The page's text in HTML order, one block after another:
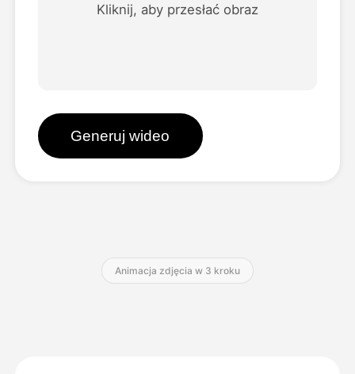
Zobacz wszystkie szablony
Blog
Kliknij, aby przesłać obraz
Generuj wideo
Animacja zdjęcia w 3 kroku